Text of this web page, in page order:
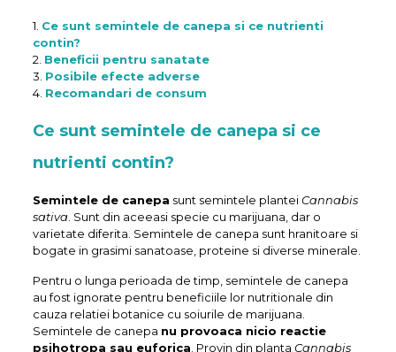
1. Ce sunt semintele de canepa si ce nutrienti
contin?
2. Beneficii pentru sanatate
3. Posibile efecte adverse
4. Recomandari de consum
Ce sunt semintele de canepa si ce
nutrienti contin?
Semintele de canepa sunt semintele planteiCannabis
sativa. Sunt din aceeasi specie cu marijuana, dar o
varietate diferita. Semintele de canepa sunt hranitoare si
bogate in grasimi sanatoase, proteine si diverse minerale.
Pentru o lunga perioada de timp, semintele de canepa
au fost ignorate pentru beneficiile lor nutritionale din
cauza relatiei botanice cu soiurile de marijuana.
Semintele de canepa nu provoaca nicio reactie
psihotropa sau euforica . Provin din planta Cannabis